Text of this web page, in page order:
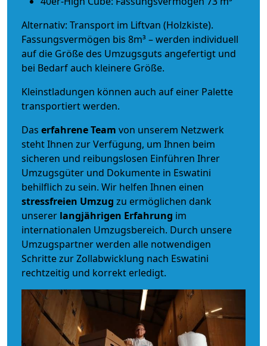
Alternativ: Transport im Liftvan (Holzkiste).
Fassungsvermögen bis 8m³ – werden individuell
auf die Größe des Umzugsguts angefertigt und
bei Bedarf auch kleinere Größe.
Kleinstladungen können auch auf einer Palette
transportiert werden.
Das erfahrene Team von unserem Netzwerk
steht Ihnen zur Verfügung, um Ihnen beim
sicheren und reibungslosen Einführen Ihrer
Umzugsgüter und Dokumente in Eswatini
behilflich zu sein. Wir helfen Ihnen einen
stressfreien Umzug zu ermöglichen dank
unserer langjährigen Erfahrung im
internationalen Umzugsbereich. Durch unsere
Umzugspartner werden alle notwendigen
Schritte zur Zollabwicklung nach Eswatini
rechtzeitig und korrekt erledigt.